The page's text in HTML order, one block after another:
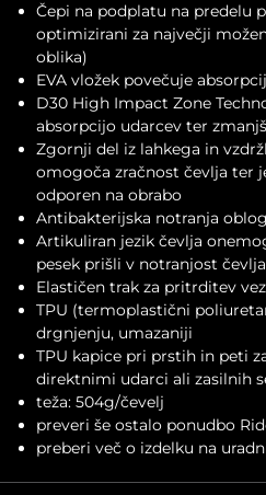
Čepi na podplatu na predelu
optimizirani za največji
oblika)
EVA vložek povečuje
D30 High Impact Zone
absorpcijo udarcev ter
Zgornji del iz lahkega in
omogoča zračnost čevlja ter
odporen na obrabo
Antibakterijska notranja
Artikuliran jezik čevlja
pesek prišli v notranjost čevlja
Elastičen trak za pritrditev
TPU (termoplastični
drgnjenju, umazaniji
TPU kapice pri prstih in peti
direktnimi udarci ali zasilnih
teža: 504g/čevelj
preveri še ostalo ponudbo
preberi več o izdelku na